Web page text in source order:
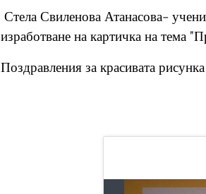
Стела Свиленова Атанасова-
изработване на картичка на тема
Поздравления за красивата